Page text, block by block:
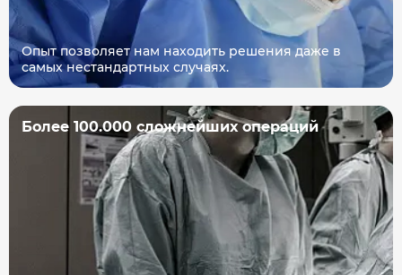
Опыт позволяет нам находить решения даже в
самых нестандартных случаях.
Более 100.000 сложнейших операций